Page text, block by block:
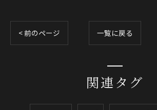
< 前のページ 一覧に戻る
関連タグ